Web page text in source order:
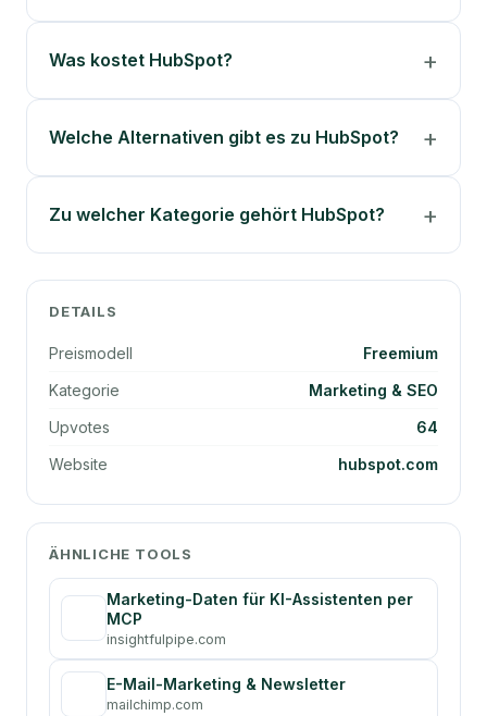
Was kostet HubSpot?
Welche Alternativen gibt es zu HubSpot?
Zu welcher Kategorie gehört HubSpot?
DETAILS
Preismodell
Freemium
Kategorie
Marketing & SEO
Upvotes
64
Website
hubspot.com
ÄHNLICHE TOOLS
Marketing-Daten für KI-Assistenten per
MCP
insightfulpipe.com
E-Mail-Marketing & Newsletter
mailchimp.com